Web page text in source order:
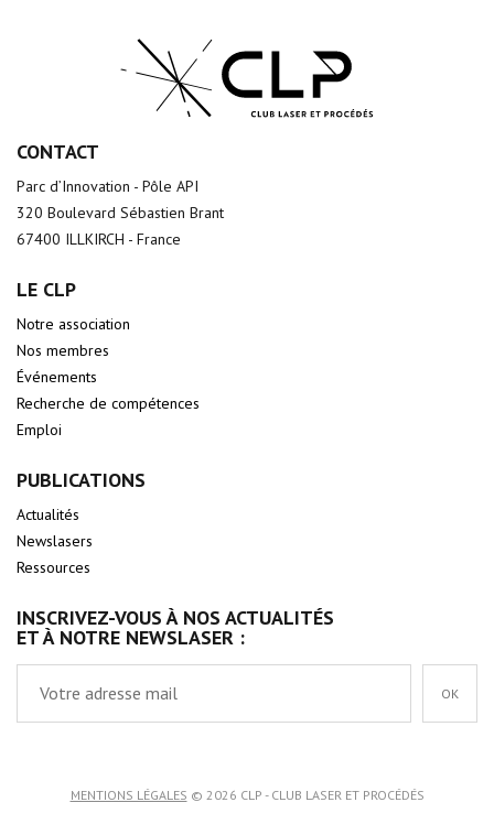
CONTACT
Parc d’Innovation - Pôle API
320 Boulevard Sébastien Brant
67400 ILLKIRCH - France
LE CLP
Notre association
Nos membres
Événements
Recherche de compétences
Emploi
PUBLICATIONS
Actualités
Newslasers
Ressources
INSCRIVEZ-VOUS À NOS ACTUALITÉS
ET À NOTRE NEWSLASER :
OK
MENTIONS LÉGALES © 2026 CLP - CLUB LASER ET PROCÉDÉS